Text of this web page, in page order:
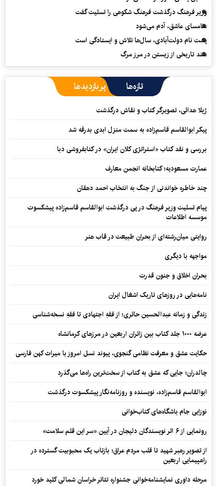
وزیر فرهنگ درگذشت فرهنگ شکوهی را تسلیت گفت
سامسای عاشق، آدم می‌شود
پشت نام دولت‌آبادی، سال‌ها تلاش و ایستادگی است
سند تاریخی از زیستن در مرز مرگ
تازه‌ها پربازدیدها
ژیلا هدائی، تصویرگر کتاب و نقاش درگذشت
پیکر ابوالقاسم قاسم‌زاده به سمت منزل ابدی بدرقه شد
بررسی و نقد کتاب «استراتژی کلان ایران» در کتابفروشی دبا
عمارت مسعودیه؛ کتابخانه انجمن معارف
چند خاطره خواندنی از جنگ به انتخاب احمد دهقان
پیام تسلیت وزیر فرهنگ در پی درگذشت ابوالقاسم قاسم‌زاده پیشکسوت
موسسه اطلاعات
روایتی میان‌رشته‌ای از بحران طبیعت در قاب هنر
مواجهه با دیگری
بحران اخلاق و جنون قدرت
نامه‌هایی در روزهای تاریک اشغال ایران
زندگی و زمانه عبدالحسین حائری؛ از فقهِ اجتهادی تا فقهِ نسخه‌شناسی
عرضه ۱۰۰۰ جلد کتاب بین زائران اربعین در مرزهای کرمانشاه
حکایت عشق و معرفت نظامی گنجوی، پیوند نسل امروز با میراث کهن فارسی
چالدران؛ جایی که عشق به کتاب از سخت‌ترین راه‌ها می‌گذرد
ابوالقاسم قاسم‌زاده، نویسنده و روزنامه‌نگار پیشکسوت درگذشت
نوزایی جام باشگاه‌های کتاب‌خوانی
رونمایی از ۶ اثر نویسندگان دلیجان در آیین «سر این قلم سلامت»
از تصویر رهبر شهید تا قلب مردم عراق؛ بازتاب یک محبوبیت گسترده در
راهپیمایی اربعین
مرحله داوری نمایشنامه‌خوانی جشنواره تئاتر خراسان شمالی کلید خورد